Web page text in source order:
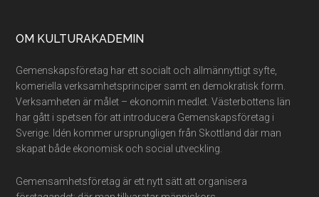
Footer
OM KULTURAKADEMIN
Gemenskapsföretag har ett socialt och allmännyttigt syfte,
komeriella verksamhetsprinciper samt en demokratisk form.
Verksamheten är målet – ekonomin medlet. Västerbottens län
har gått i spetsen för att introducera Gemenskapsföretag i
Sverige. Idén kommer ursprungligen från Skottland där man
skapat både ekonomisk och social utveckling.
Gemensamhetsföretag är ett nytt sätt att organisera